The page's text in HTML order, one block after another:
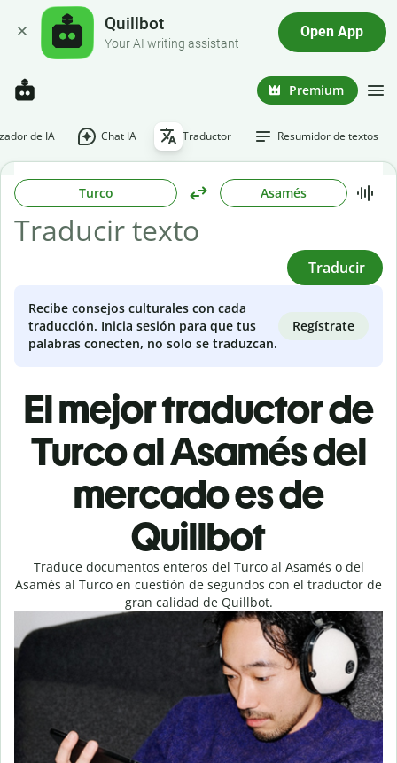
Quillbot
Your AI writing assistant
Open App
Premium
de IA Chat IA Traductor Resumidor de textos
Turco Asamés
Traducir
Recibe consejos culturales con cada
traducción. Inicia sesión para que tus
palabras conecten, no solo se traduzcan.
Regístrate
El mejor traductor de
Turco al Asamés del
mercado es de
Quillbot
Traduce documentos enteros del Turco al Asamés o del
Asamés al Turco en cuestión de segundos con el traductor de
gran calidad de Quillbot.